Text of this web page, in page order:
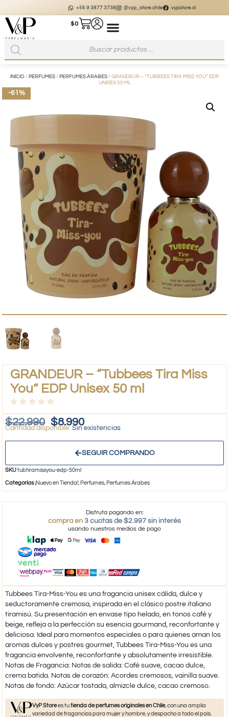
+56 9 3877 3738 @vyp_store.chile vypstore.cl
$0
INICIO / PERFUMES / PERFUMES ÁRABES / GRANDEUR – “TUBBEES TIRA MISS YOU” EDP
UNISEX 50 ML
-61%
GRANDEUR – “Tubbees Tira Miss
You” EDP Unisex 50 ml
$22.990 $8.990Sin existencias
SEGUIR COMPRANDO
SKUtubtiramissyou-edp-50ml
Categorías¡Nuevo en Tienda!, Perfumes, Perfumes Árabes
Disfruta pagando en:
compra en 3 cuotas de $2.997 sin interés
usando nuestros medios de pago
Tubbees Tira-Miss-You es una fragancia unisex cálida, dulce y
seductoramente cremosa, inspirada en el clásico postre italiano
tiramisú. Su presentación en envase tipo helado, en tonos café y
beige, refleja a la perfección su esencia gourmand, reconfortante y
deliciosa. Ideal para momentos especiales o para quienes aman los
aromas dulces y postres gourmet, Tubbees Tira-Miss-You es una
fragancia envolvente, reconfortante y absolutamente irresistible.
Notas de Fragancia: Notas de salida: Café suave, cacao dulce,
crema batida. Notas de corazón: Acordes cremosos, vainilla suave.
Notas de fondo: Azúcar tostada, almizcle dulce, cacao cremoso.
VyP Storees tutienda de perfumes originales en Chile, con una amplia
variedad de fragancias para mujer y hombre, y despacho a todo el país.